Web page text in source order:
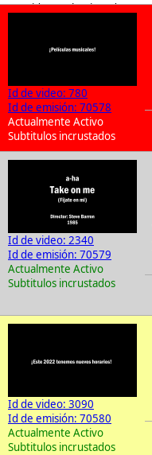
93 videos seleccionados
Id de video: 780
Id de emisión: 70578
Actualmente Activo
Subtitulos incrustados
Id de video: 2340
Id de emisión: 70579
Actualmente Activo
Subtitulos incrustados
Id de video: 3090
Id de emisión: 70580
Actualmente Activo
Subtitulos incrustados